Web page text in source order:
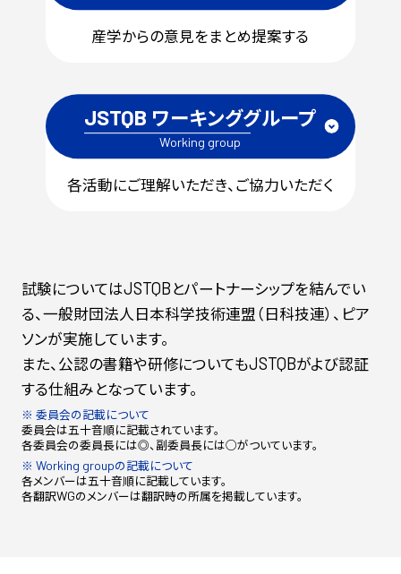
産学からの意見をまとめ提案する
各活動にご理解いただき、ご協力いただく
JSTQB ワーキンググループ
Working group
試験についてはJSTQBとパートナーシップを結んでい
る、一般財団法人日本科学技術連盟（日科技連）、ピア
ソンが実施しています。
また、公認の書籍や研修についてもJSTQBがよび認証
する仕組みとなっています。
※ 委員会の記載について
委員会は五十音順に記載されています。
各委員会の委員長には◎、副委員長には○がついています。
※ Working groupの記載について
各メンバーは五十音順に記載しています。
各翻訳WGのメンバーは翻訳時の所属を掲載しています。